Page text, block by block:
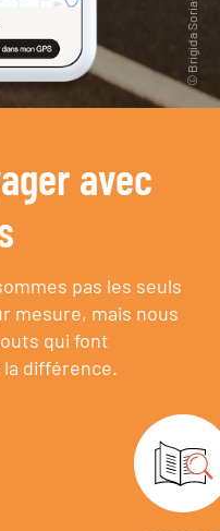
avec
pas les seuls
mesure, mais nous
qui font
différence.